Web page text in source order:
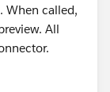
When called,
All